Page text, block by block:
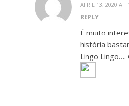
APRIL 13, 2020 AT
REPLY
É muito
história
Lingo Lingo….